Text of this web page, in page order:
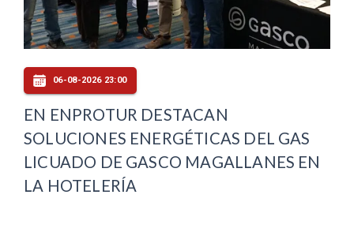
06-08-2026 23:00
EN ENPROTUR DESTACAN
SOLUCIONES ENERGÉTICAS DEL GAS
LICUADO DE GASCO MAGALLANES EN
LA HOTELERÍA